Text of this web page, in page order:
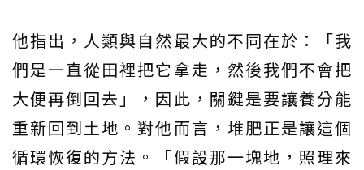
他指出，人類與自然最大的不同在於：「我
們是一直從田裡把它拿走，然後我們不會把
大便再倒回去」，因此，關鍵是要讓養分能
重新回到土地。對他而言，堆肥正是讓這個
循環恢復的方法。「假設那一塊地，照理來